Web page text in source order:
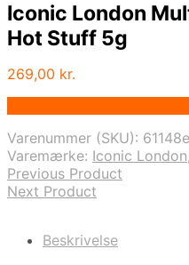
Iconic London
Hot Stuff 5g
269,00 kr.
Varenummer (SKU):
Varemærke: Iconic
Previous Product
Next Product
Beskrivelse